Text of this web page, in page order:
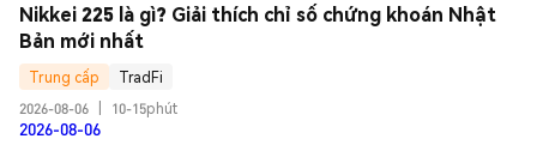
Nikkei 225 là gì? Giải thích chỉ số chứng khoán Nhật
Bản mới nhất
Trung cấp
TradFi
2026-08-06
10-15phút
2026-08-06